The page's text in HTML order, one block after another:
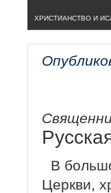
ХРИСТИАНСТВО И
В
Церкви,